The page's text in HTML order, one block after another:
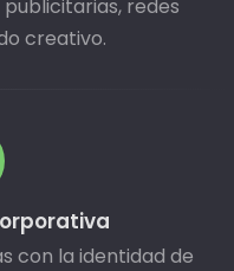
redes
creativo.
con la identidad de